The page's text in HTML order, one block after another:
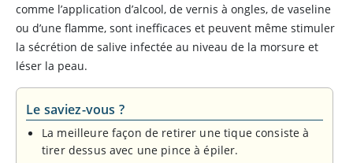
comme l’application d’alcool, de vernis à ongles, de vaseline
ou d’une flamme, sont inefficaces et peuvent même stimuler
la sécrétion de salive infectée au niveau de la morsure et
léser la peau.
Le saviez-vous ?
La meilleure façon de retirer une tique consiste à
tirer dessus avec une pince à épiler.